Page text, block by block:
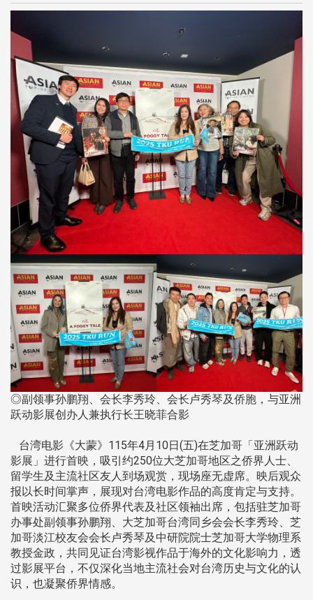
◎副领事孙鹏翔、会长李秀玲、会长卢秀琴及侨胞，与亚洲
跃动影展创办人兼执行长王晓菲合影
台湾电影《大蒙》115年4月10日(五)在芝加哥「亚洲跃动
影展」进行首映，吸引约250位大芝加哥地区之侨界人士、
留学生及主流社区友人到场观赏，现场座无虚席。映后观众
报以长时间掌声，展现对台湾电影作品的高度肯定与支持。
首映活动汇聚多位侨界代表及社区领袖出席，包括驻芝加哥
办事处副领事孙鹏翔、大芝加哥台湾同乡会会长李秀玲、芝
加哥淡江校友会会长卢秀琴及中研院院士芝加哥大学物理系
教授金政，共同见证台湾影视作品于海外的文化影响力，透
过影展平台，不仅深化当地主流社会对台湾历史与文化的认
识，也凝聚侨界情感。